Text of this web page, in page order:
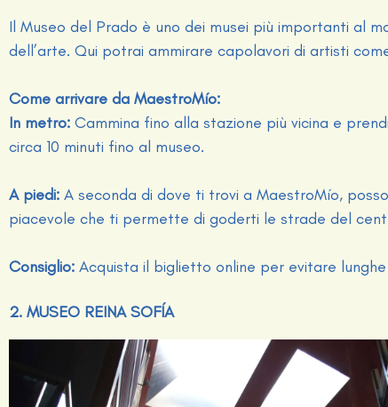
Il Museo del Prado è uno dei musei più importanti al
dell’arte. Qui potrai ammirare capolavori di artisti
Come arrivare da MaestroMío:
In metro: Cammina fino alla stazione più vicina e
circa 10 minuti fino al museo.
A piedi: A seconda di dove ti trovi a MaestroMío,
piacevole che ti permette di goderti le strade del
Consiglio: Acquista il biglietto online per evitare
2. MUSEO REINA SOFÍA